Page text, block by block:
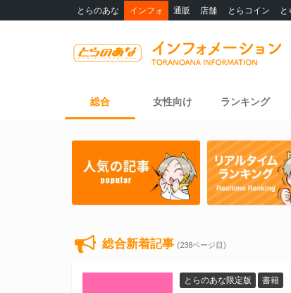
とらのあな インフォ 通販 店舗 とらコイン
総合 女性向け ランキング
総合新着記事 (238ページ目)
とらのあな限定版 書籍